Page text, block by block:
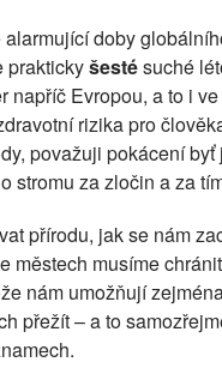
doby
praktickyšestésuché
napříč Evropou, a to i
rizika pro
považuji pokácení
stromu za zločin a za
přírodu, jak se nám
městech musíme
nám umožňují
přežít – a to